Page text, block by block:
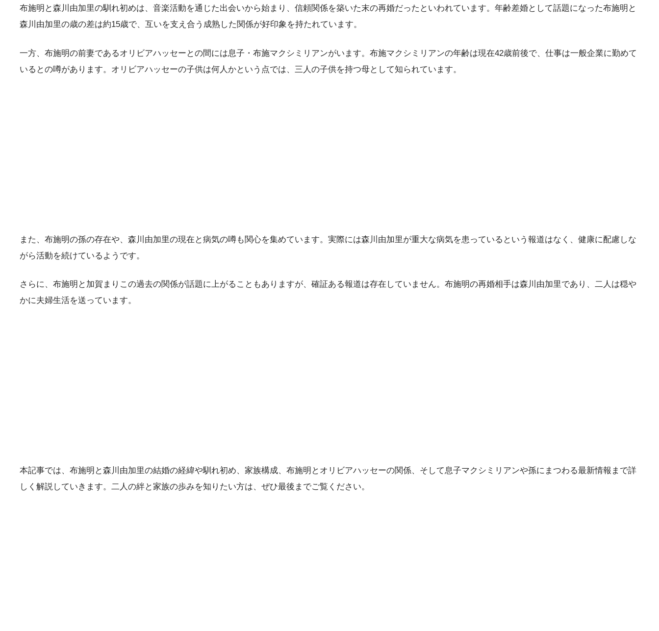
布施明と森川由加里の馴れ初めは、音楽活動を通じた出会いから始まり、信頼関係を築いた末の再婚だったといわれています。年齢差婚として話題になった布施明と
森川由加里の歳の差は約15歳で、互いを支え合う成熟した関係が好印象を持たれています。
一方、布施明の前妻であるオリビアハッセーとの間には息子・布施マクシミリアンがいます。布施マクシミリアンの年齢は現在42歳前後で、仕事は一般企業に勤めて
いるとの噂があります。オリビアハッセーの子供は何人かという点では、三人の子供を持つ母として知られています。
また、布施明の孫の存在や、森川由加里の現在と病気の噂も関心を集めています。実際には森川由加里が重大な病気を患っているという報道はなく、健康に配慮しな
がら活動を続けているようです。
さらに、布施明と加賀まりこの過去の関係が話題に上がることもありますが、確証ある報道は存在していません。布施明の再婚相手は森川由加里であり、二人は穏や
かに夫婦生活を送っています。
本記事では、布施明と森川由加里の結婚の経緯や馴れ初め、家族構成、布施明とオリビアハッセーの関係、そして息子マクシミリアンや孫にまつわる最新情報まで詳
しく解説していきます。二人の絆と家族の歩みを知りたい方は、ぜひ最後までご覧ください。